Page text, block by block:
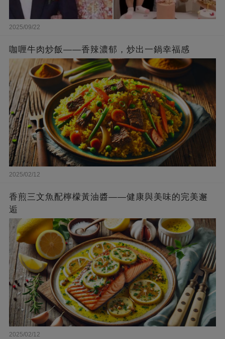
2025/09/22
咖喱牛肉炒飯——香辣濃郁，炒出一鍋幸福感
2025/02/12
香煎三文魚配檸檬黃油醬——健康與美味的完美邂
逅
2025/02/12